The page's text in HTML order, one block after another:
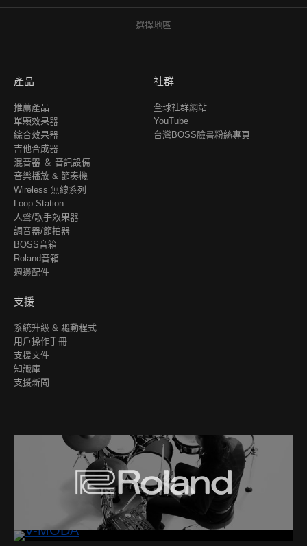
選擇地區
產品
推薦產品
單顆效果器
綜合效果器
吉他合成器
混音器 ＆ 音訊設備
音樂播放 & 節奏機
Wireless 無線系列
Loop Station
人聲/歌手效果器
調音器/節拍器
BOSS音箱
Roland音箱
週邊配件
社群
全球社群網站
YouTube
台灣BOSS臉書粉絲專頁
支援
系統升級 & 驅動程式
用戶操作手冊
支援文件
知識庫
支援新聞